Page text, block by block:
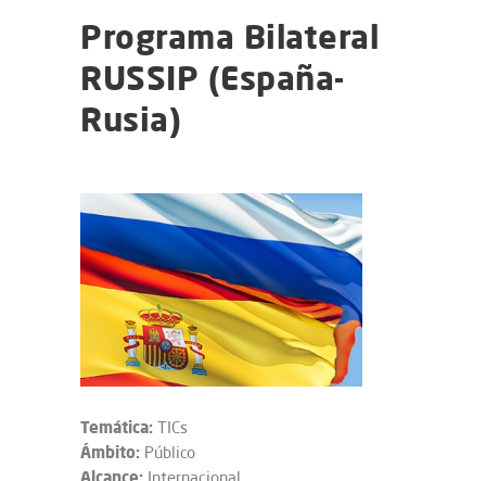
Programa Bilateral
RUSSIP (España-
Rusia)
Temática: TICs
Ámbito: Público